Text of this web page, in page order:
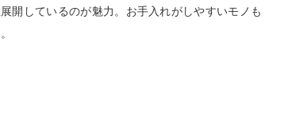
開しているのが魅力。お手入れがしやすいモノも